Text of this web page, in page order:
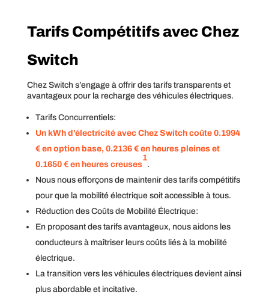
Tarifs Compétitifs avec Chez
Switch
Chez Switch s’engage à offrir des tarifs transparents et
avantageux pour la recharge des véhicules électriques.
Tarifs Concurrentiels:
Un kWh d’électricité avec Chez Switch coûte 0.1994
€en option base, 0.2136 €en heures pleines et
0.1650 €en heures creuses
1
.
Nous nous efforçons de maintenir des tarifs compétitifs
pour que la mobilité électrique soit accessible à tous.
Réduction des Coûts de Mobilité Électrique:
En proposant des tarifs avantageux, nous aidons les
conducteurs à maîtriser leurs coûts liés à la mobilité
électrique.
La transition vers les véhicules électriques devient ainsi
plus abordable et incitative.